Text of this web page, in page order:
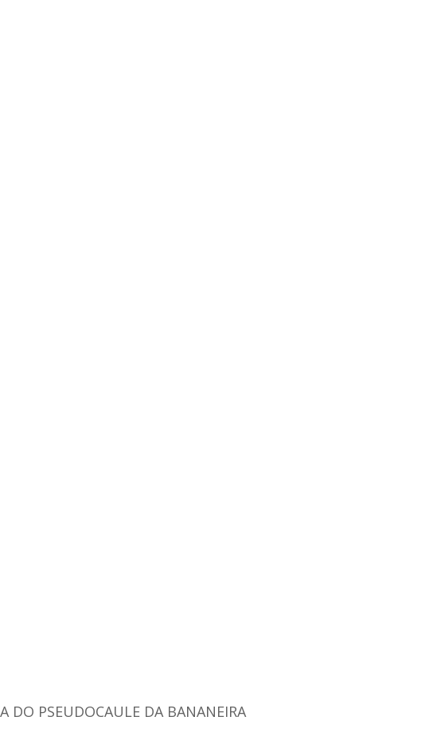
DO PSEUDOCAULE DA BANANEIRA